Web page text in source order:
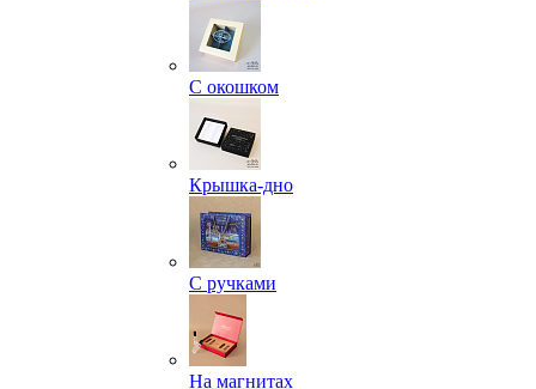
С окошком
Крышка-дно
С ручками
На магнитах